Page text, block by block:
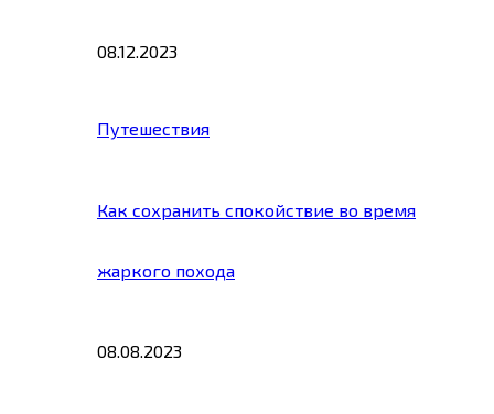
08.12.2023
Путешествия
Как сохранить спокойствие во время
жаркого похода
08.08.2023